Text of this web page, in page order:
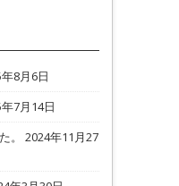
8月6日
7月14日
。
2024年11月27